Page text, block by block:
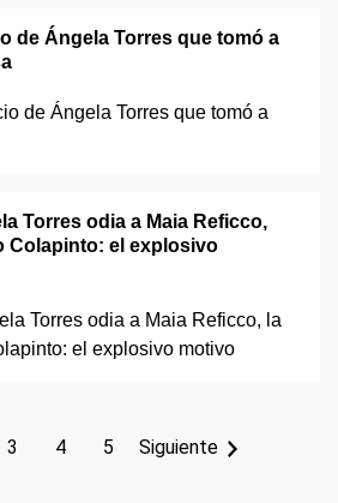
de Ángela Torres que tomó a
Torres odia a Maia Reficco,
Colapinto: el explosivo
3 4 5 Siguiente